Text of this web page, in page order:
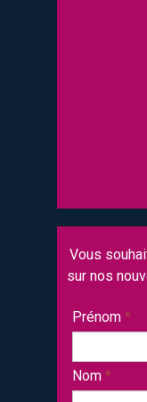
Vous
sur nos
Prénom*
Nom*